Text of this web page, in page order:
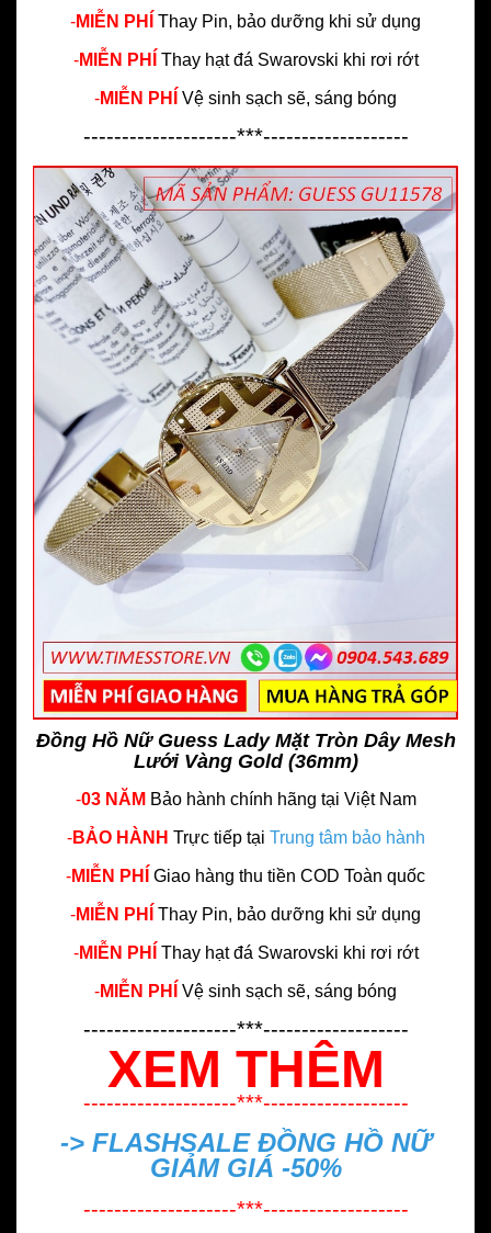
-MIỄN PHÍ Thay Pin, bảo dưỡng khi sử dụng
-MIỄN PHÍ Thay hạt đá Swarovski khi rơi rớt
-MIỄN PHÍ Vệ sinh sạch sẽ, sáng bóng
--------------------***-------------------
Đồng Hồ Nữ Guess Lady Mặt Tròn Dây Mesh
Lưới Vàng Gold (36mm)
-03 NĂM Bảo hành chính hãng tại Việt Nam
-BẢO HÀNH Trực tiếp tại Trung tâm bảo hành
-MIỄN PHÍ Giao hàng thu tiền COD Toàn quốc
-MIỄN PHÍ Thay Pin, bảo dưỡng khi sử dụng
-MIỄN PHÍ Thay hạt đá Swarovski khi rơi rớt
-MIỄN PHÍ Vệ sinh sạch sẽ, sáng bóng
--------------------***-------------------
XEM THÊM
--------------------***-------------------
-> FLASHSALE ĐỒNG HỒ NỮ
GIẢM GIÁ -50%
--------------------***-------------------